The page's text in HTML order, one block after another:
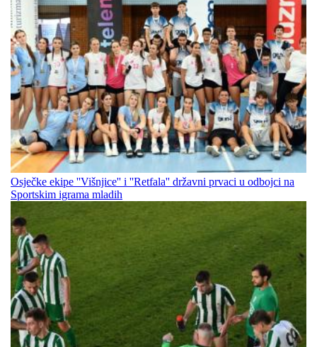
Osječke ekipe ''Višnjice'' i ''Retfala'' državni prvaci u odbojci na
Sportskim igrama mladih